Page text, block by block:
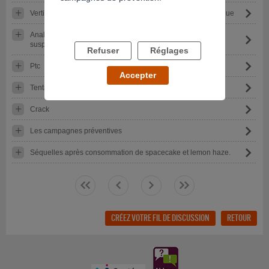
Vertiges et brouillard mental depuis une soirée coke + panique
Analyse urinaire pour la commission médicale suite à une
suspension de permis pour usage de cannabis
Ptc
Tentative d abstinence cocaïne
Crack
Les campagnes préventives
Séquelles après consommation de spacecake et lemon haze.
<< < > >>
CRÉEZ VOTRE FIL DE DISCUSSION RETOUR
Refuser Réglages
Accepter